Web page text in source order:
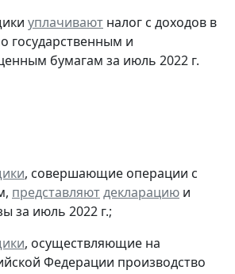
уплачивают налог с доходов в
государственным и
бумагам за июль 2022 г.
, совершающие операции с
представляютдекларацию и
за июль 2022 г.;
, осуществляющие на
Федерации производство